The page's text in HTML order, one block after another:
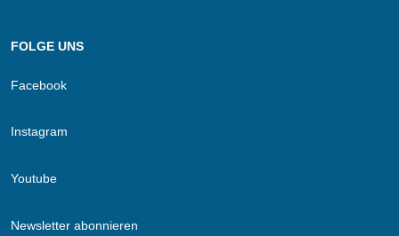
FOLGE UNS
Facebook
Instagram
Youtube
Newsletter abonnieren